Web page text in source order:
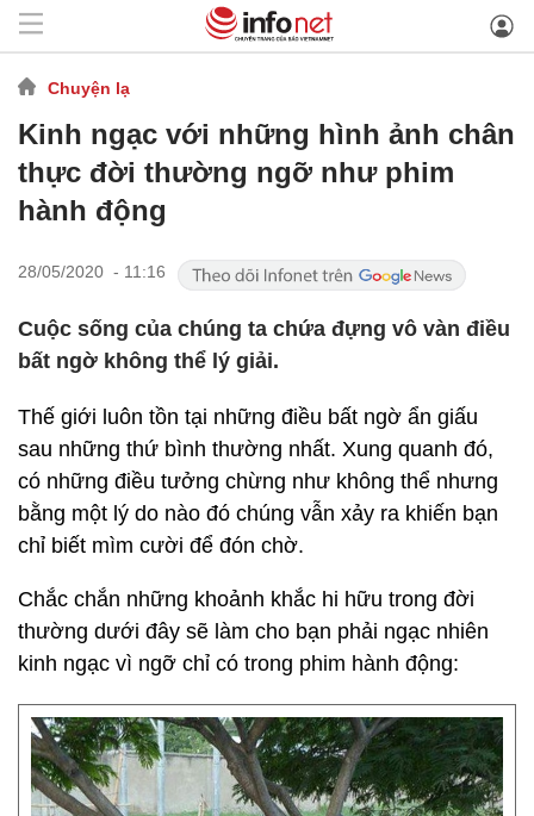
Chuyện lạ
Kinh ngạc với những hình ảnh chân
thực đời thường ngỡ như phim
hành động
28/05/2020 - 11:16
Cuộc sống của chúng ta chứa đựng vô vàn điều
bất ngờ không thể lý giải.
Thế giới luôn tồn tại những điều bất ngờ ẩn giấu
sau những thứ bình thường nhất. Xung quanh đó,
có những điều tưởng chừng như không thể nhưng
bằng một lý do nào đó chúng vẫn xảy ra khiến bạn
chỉ biết mìm cười để đón chờ.
Chắc chắn những khoảnh khắc hi hữu trong đời
thường dưới đây sẽ làm cho bạn phải ngạc nhiên
kinh ngạc vì ngỡ chỉ có trong phim hành động: